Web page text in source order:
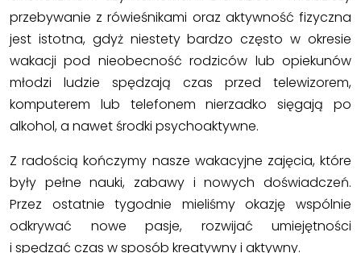
przebywanie z rówieśnikami oraz aktywność fizyczna
jest istotna, gdyż niestety bardzo często w okresie
wakacji pod nieobecność rodziców lub opiekunów
młodzi ludzie spędzają czas przed telewizorem,
komputerem lub telefonem nierzadko sięgają po
alkohol, a nawet środki psychoaktywne.
Z radością kończymy nasze wakacyjne zajęcia, które
były pełne nauki, zabawy i nowych doświadczeń.
Przez ostatnie tygodnie mieliśmy okazję wspólnie
odkrywać nowe pasje, rozwijać umiejętności
i spędzać czas w sposób kreatywny i aktywny.